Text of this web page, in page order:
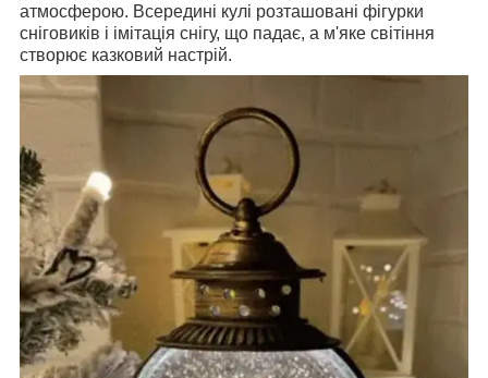
атмосферою. Всередині кулі розташовані фігурки
сніговиків і імітація снігу, що падає, а м'яке світіння
створює казковий настрій.